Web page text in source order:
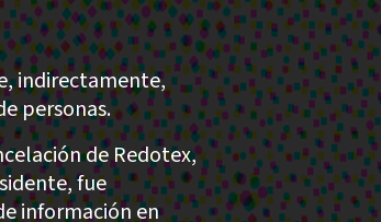
indirectamente,
personas.
de Redotex,
fue
información en